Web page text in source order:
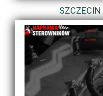
SZCZECIN